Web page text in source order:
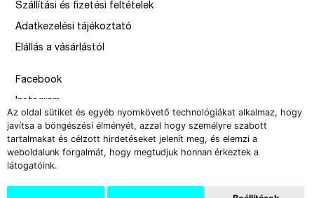
Az oldal sütiket és egyéb nyomkövető technológiákat alkalmaz, hogy
javítsa a böngészési élményét, azzal hogy személyre szabott
tartalmakat és célzott hirdetéseket jelenít meg, és elemzi a
weboldalunk forgalmát, hogy megtudjuk honnan érkeztek a
látogatóink.
Szállítási és fizetési feltételek
Adatkezelési tájékoztató
Elállás a vásárlástól
Facebook
Instagram
Issue
–
design by Solymosi Mór, Sirbik Attila
webbyzolka